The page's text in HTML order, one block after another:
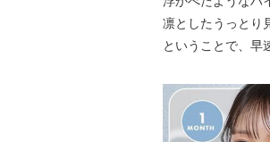
凛としたうっとり
ということで、早